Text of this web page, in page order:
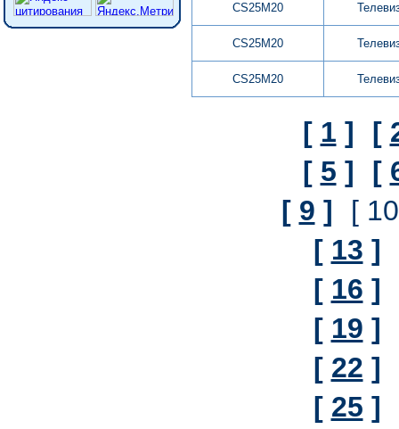
CS25M20
CS25M20
CS25M20
[ 1 ] [
[ 5 ] [
[ 9 ]
[
[ 13 ]
[ 16 ]
[ 19 ]
[ 22 ]
[ 25 ]